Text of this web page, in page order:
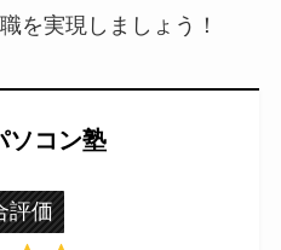
を実現しましょう！
ソコン塾
評価